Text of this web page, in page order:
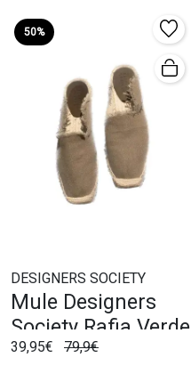
50%
DESIGNERS SOCIETY
Mule Designers
Society Rafia Verde
39,95€ 79,9€